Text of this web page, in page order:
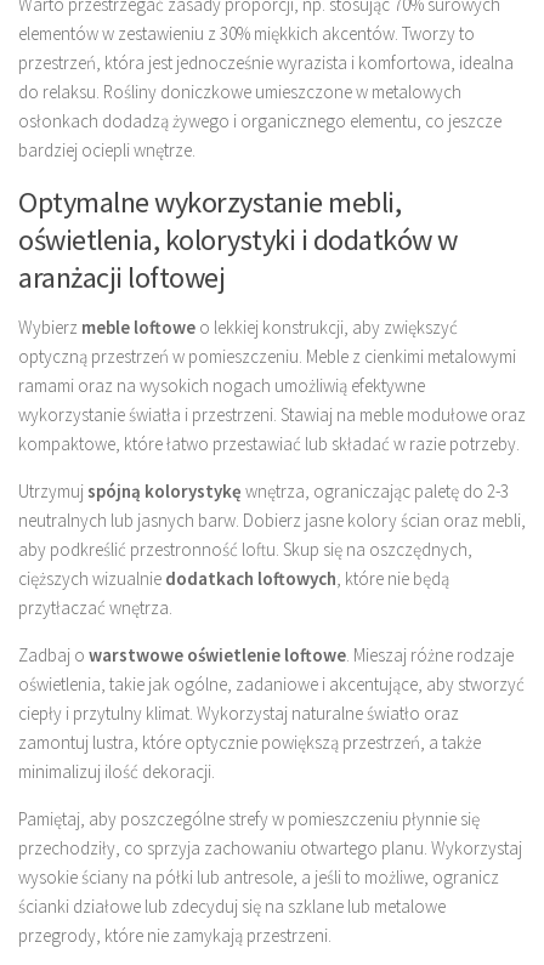
elementów w zestawieniu z 30% miękkich akcentów. Tworzy to
przestrzeń, która jest jednocześnie wyrazista i komfortowa, idealna
do relaksu. Rośliny doniczkowe umieszczone w metalowych
osłonkach dodadzą żywego i organicznego elementu, co jeszcze
bardziej ociepli wnętrze.
Optymalne wykorzystanie mebli,
oświetlenia, kolorystyki i dodatków w
aranżacji loftowej
Wybierz meble loftowe o lekkiej konstrukcji, aby zwiększyć
optyczną przestrzeń w pomieszczeniu. Meble z cienkimi metalowymi
ramami oraz na wysokich nogach umożliwią efektywne
wykorzystanie światła i przestrzeni. Stawiaj na meble modułowe oraz
kompaktowe, które łatwo przestawiać lub składać w razie potrzeby.
Utrzymujspójną kolorystykę wnętrza, ograniczając paletę do 2-3
neutralnych lub jasnych barw. Dobierz jasne kolory ścian oraz mebli,
aby podkreślić przestronność loftu. Skup się na oszczędnych,
cięższych wizualnie dodatkach loftowych , które nie będą
przytłaczać wnętrza.
Zadbaj o warstwowe oświetlenie loftowe . Mieszaj różne rodzaje
oświetlenia, takie jak ogólne, zadaniowe i akcentujące, aby stworzyć
ciepły i przytulny klimat. Wykorzystaj naturalne światło oraz
zamontuj lustra, które optycznie powiększą przestrzeń, a także
minimalizuj ilość dekoracji.
Pamiętaj, aby poszczególne strefy w pomieszczeniu płynnie się
przechodziły, co sprzyja zachowaniu otwartego planu. Wykorzystaj
wysokie ściany na półki lub antresole, a jeśli to możliwe, ogranicz
ścianki działowe lub zdecyduj się na szklane lub metalowe
przegrody, które nie zamykają przestrzeni.